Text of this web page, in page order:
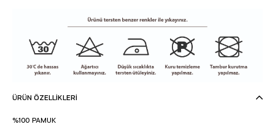
ÜRÜN ÖZELLIKLERI
%100 PAMUK